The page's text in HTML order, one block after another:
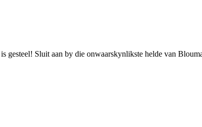
gesteel! Sluit aan by die onwaarskynlikste helde van